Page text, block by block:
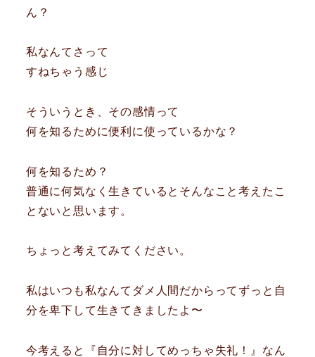
ん？
私なんてさって
すねちゃう感じ
そういうとき、その感情って
何を知るために便利に使っているかな？
何を知るため？
普通に何気なく生きているとそんなこと考えたこ
とないと思います。
ちょっと考えてみてください。
私はいつも私なんてダメ人間だからってずっと自
分を卑下して生きてきましたよ〜
今考えると『自分に対してめっちゃ失礼！』なん